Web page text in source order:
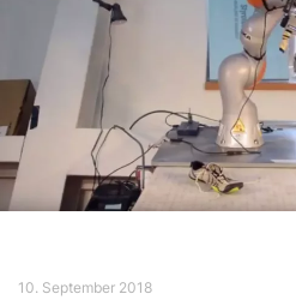
10. September 2018